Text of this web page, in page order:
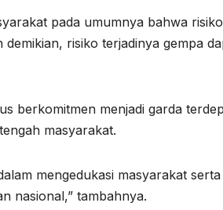
pada umumnya bahwa
risiko terjadinya gempa
berkomitmen menjadi garda
masyarakat.
mengedukasi masyarakat
nasional,” tambahnya.